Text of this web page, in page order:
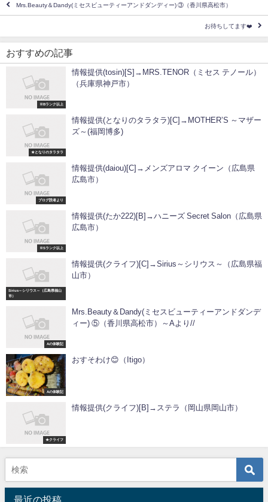
Mrs.Beauty＆Dandy(ミセスビューティーアンドダンディー) ③（香川県高松市）
お待ちしてます❤️
おすすめの記事
※Bランク以上
情報提供(tosin)[S]→MRS.TENOR（ミセス テノール）
（兵庫県神戸市）
★となりのタラタラ
情報提供(となりのタラタラ)[C]→MOTHER’S ～マザー
ズ～(福岡博多)
ブログ読者より
情報提供(daiou)[C]→メンズアロマ クイーン（広島県
広島市）
※Sランク以上
情報提供(たか222)[B]→ハニーズ Secret Salon（広島県
広島市）
Sirius～シリウス～（広島県福山
市）
情報提供(クライフ)[C]→Sirius～シリウス～（広島県福
山市）
Aの体験記
Mrs.Beauty＆Dandy(ミセスビューティーアンドダンデ
ィー) ⑤（香川県高松市）～Aより//
Aの体験記
おすそわけ😊（Itigo）
★クライフ
情報提供(クライフ)[B]→ステラ（岡山県岡山市）
最近の投稿